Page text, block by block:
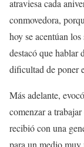
atraviesa cada
conmovedora,
hoy se acentúan
destacó que hablar
dificultad de poner
Más adelante,
comenzar a
recibió con una
para un medio